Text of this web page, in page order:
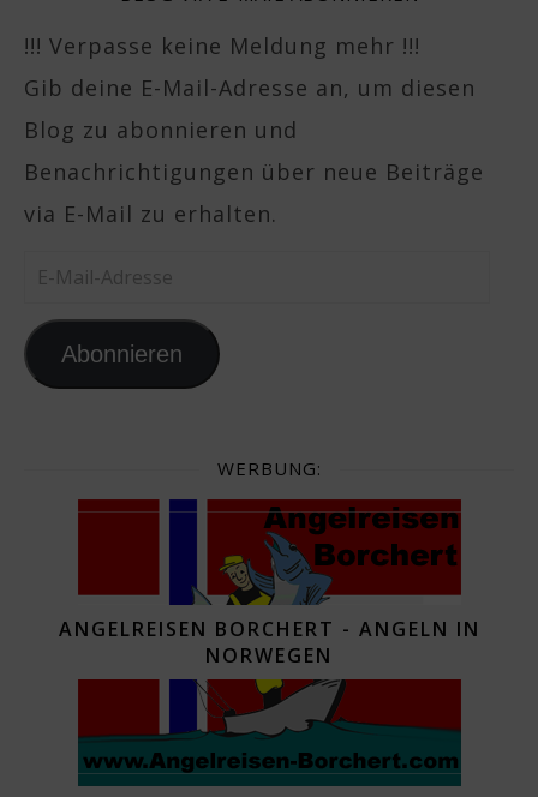
!!! Verpasse keine Meldung mehr !!!
Gib deine E-Mail-Adresse an, um diesen
Blog zu abonnieren und
Benachrichtigungen über neue Beiträge
via E-Mail zu erhalten.
E-Mail-Adresse
Abonnieren
WERBUNG:
ANGELREISEN BORCHERT - ANGELN IN
NORWEGEN